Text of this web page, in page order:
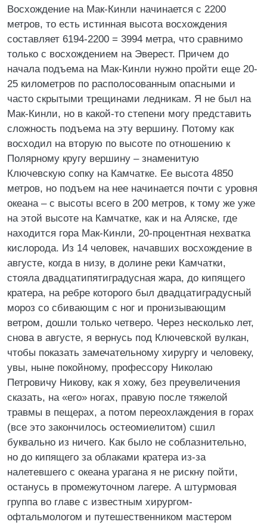
Восхождение на Мак-Кинли начинается с 2200
метров, то есть истинная высота восхождения
составляет 6194-2200 = 3994 метра, что сравнимо
только с восхождением на Эверест. Причем до
начала подъема на Мак-Кинли нужно пройти еще 20-
25 километров по располосованным опасными и
часто скрытыми трещинами ледникам. Я не был на
Мак-Кинли, но в какой-то степени могу представить
сложность подъема на эту вершину. Потому как
восходил на вторую по высоте по отношению к
Полярному кругу вершину – знаменитую
Ключевскую сопку на Камчатке. Ее высота 4850
метров, но подъем на нее начинается почти с уровня
океана – с высоты всего в 200 метров, к тому же уже
на этой высоте на Камчатке, как и на Аляске, где
находится гора Мак-Кинли, 20-процентная нехватка
кислорода. Из 14 человек, начавших восхождение в
августе, когда в низу, в долине реки Камчатки,
стояла двадцатипятиградусная жара, до кипящего
кратера, на ребре которого был двадцатиградусный
мороз со сбивающим с ног и пронизывающим
ветром, дошли только четверо. Через несколько лет,
снова в августе, я вернусь под Ключевской вулкан,
чтобы показать замечательному хирургу и человеку,
увы, ныне покойному, профессору Николаю
Петровичу Никову, как я хожу, без преувеличения
сказать, на «его» ногах, правую после тяжелой
травмы в пещерах, а потом переохлаждения в горах
(все это закончилось остеомиелитом) сшил
буквально из ничего. Как было не соблазнительно,
но до кипящего за облаками кратера из-за
налетевшего с океана урагана я не рискну пойти,
останусь в промежуточном лагере. А штурмовая
группа во главе с известным хирургом-
офтальмологом и путешественником мастером